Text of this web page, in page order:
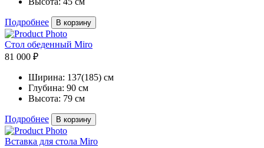
Подробнее В корзину
Стол обеденный Miro
81 000 ₽
Ширина: 137(185) см
Глубина: 90 см
Высота: 79 см
Подробнее В корзину
Вставка для стола Miro